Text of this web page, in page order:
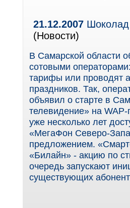
21.12.2007 Шоколад
(Новости)
В Самарской области
сотовыми
тарифы или проводят
праздников. Так,
объявил о старте в
телевидение» на
уже несколько лет
«МегаФон Северо-
предложением.
«Билайн» - акцию по
очередь запускают
существующих